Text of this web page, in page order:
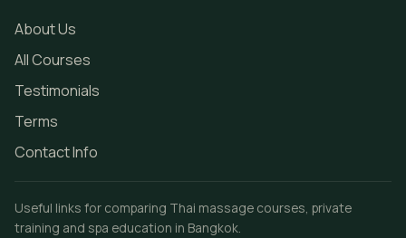
About Us
All Courses
Testimonials
Terms
Contact Info
Useful links for comparing Thai massage courses, private
training and spa education in Bangkok.